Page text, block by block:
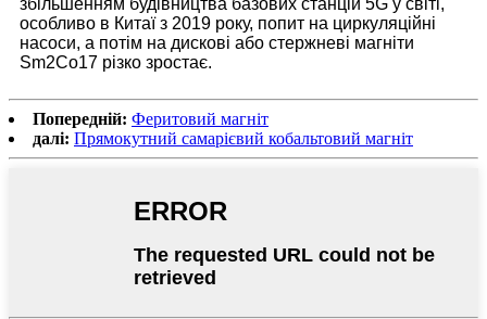
збільшенням будівництва базових станцій 5G у світі,
особливо в Китаї з 2019 року, попит на циркуляційні
насоси, а потім на дискові або стержневі магніти
Sm2Co17 різко зростає.
Попередній: Феритовий магніт
далі: Прямокутний самарієвий кобальтовий магніт